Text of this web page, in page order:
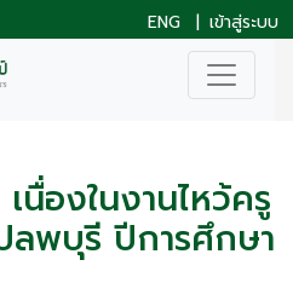
ENG | เข้าสู่ระบบ
องในงานไหว้ครู
ลพบุรี ปีการศึกษา